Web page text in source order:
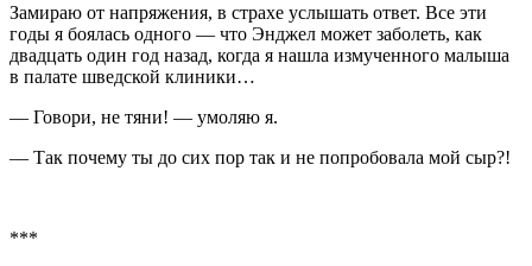
Замираю от напряжения, в страхе услышать ответ. Все эти
годы я боялась одного — что Энджел может заболеть, как
двадцать один год назад, когда я нашла измученного малыша
в палате шведской клиники…
— Говори, не тяни! — умоляю я.
— Так почему ты до сих пор так и не попробовала мой сыр?!
***